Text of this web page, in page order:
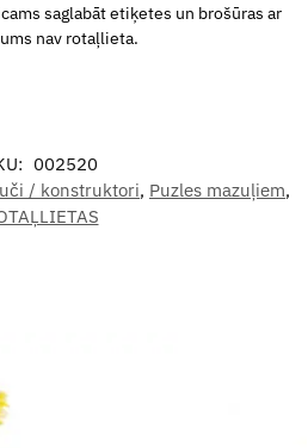
saglabāt etiķetes un brošūras ar
nav rotaļlieta.
002520
/ konstruktori, Puzles mazuļiem,